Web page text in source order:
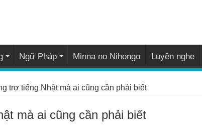
Ngữ Pháp Minna no Nihongo Luyện nghe
trợ tiếng Nhật mà ai cũng cần phải biết
mà ai cũng cần phải biết